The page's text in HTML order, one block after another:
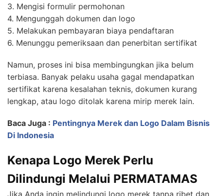
3. Mengisi formulir permohonan
4. Mengunggah dokumen dan logo
5. Melakukan pembayaran biaya pendaftaran
6. Menunggu pemeriksaan dan penerbitan sertifikat
Namun, proses ini bisa membingungkan jika belum
terbiasa. Banyak pelaku usaha gagal mendapatkan
sertifikat karena kesalahan teknis, dokumen kurang
lengkap, atau logo ditolak karena mirip merek lain.
Baca Juga : Pentingnya Merek dan Logo Dalam Bisnis
Di Indonesia
Kenapa Logo Merek Perlu
Dilindungi Melalui PERMATAMAS